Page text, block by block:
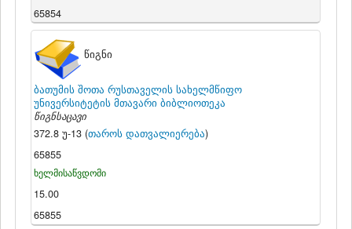
65854
წიგნი
ბათუმის შოთა რუსთაველის სახელმწიფო
უნივერსიტეტის მთავარი ბიბლიოთეკა
წიგნსაცავი
372.8 უ-13 (თაროს დათვალიერება)
65855
ხელმისაწვდომი
15.00
65855